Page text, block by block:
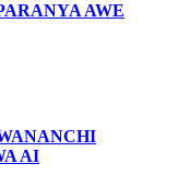
AWE
AI